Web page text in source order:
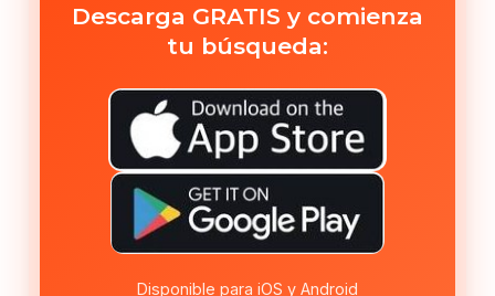
Descarga GRATIS y comienza
tu búsqueda:
Disponible para iOS y Android